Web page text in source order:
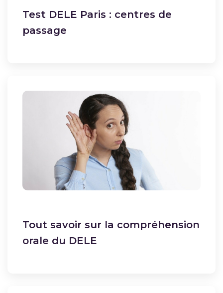
Test DELE Paris : centres de
passage
Tout savoir sur la compréhension
orale du DELE